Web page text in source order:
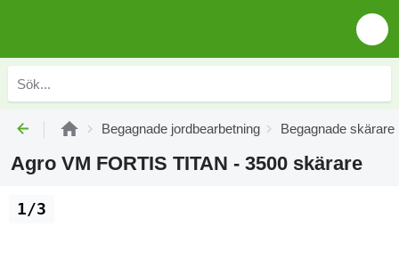
Begagnade jordbearbetning Begagnade skärare
Agro VM FORTIS TITAN - 3500 skärare
1/3